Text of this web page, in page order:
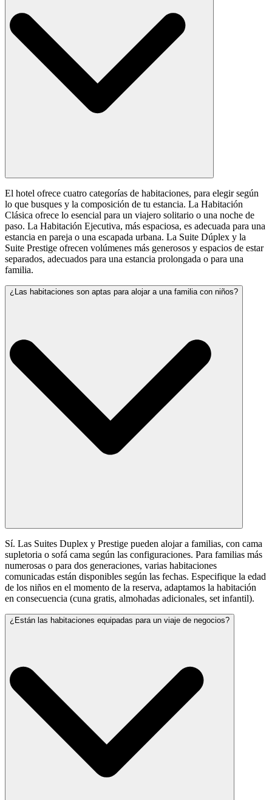
El hotel ofrece cuatro categorías de habitaciones, para elegir según
lo que busques y la composición de tu estancia. La Habitación
Clásica ofrece lo esencial para un viajero solitario o una noche de
paso. La Habitación Ejecutiva, más espaciosa, es adecuada para una
estancia en pareja o una escapada urbana. La Suite Dúplex y la
Suite Prestige ofrecen volúmenes más generosos y espacios de estar
separados, adecuados para una estancia prolongada o para una
familia.
¿Las habitaciones son aptas para alojar a una familia con niños?
Sí. Las Suites Duplex y Prestige pueden alojar a familias, con cama
supletoria o sofá cama según las configuraciones. Para familias más
numerosas o para dos generaciones, varias habitaciones
comunicadas están disponibles según las fechas. Especifique la edad
de los niños en el momento de la reserva, adaptamos la habitación
en consecuencia (cuna gratis, almohadas adicionales, set infantil).
¿Están las habitaciones equipadas para un viaje de negocios?